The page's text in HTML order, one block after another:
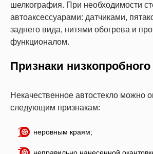
шелкография. При необходимости
автоаксессуарами: датчиками,
заднего вида, нитями обогрева и
функционалом.
Признаки низкопробного
Некачественное автостекло можно
следующим признакам:
неровным краям;